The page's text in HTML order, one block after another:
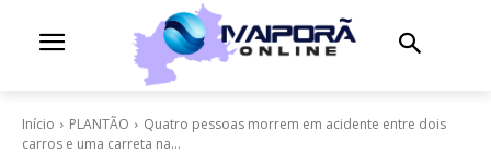
Início PLANTÃO
Quatro pessoas morrem em acidente entre dois
carros e uma carreta na...